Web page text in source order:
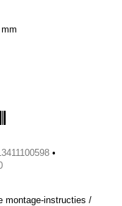
•
montage-instructies /